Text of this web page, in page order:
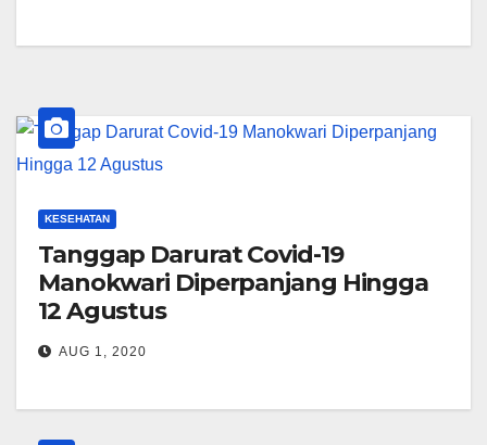
KESEHATAN
Tanggap Darurat Covid-19
Manokwari Diperpanjang Hingga
12 Agustus
AUG 1, 2020